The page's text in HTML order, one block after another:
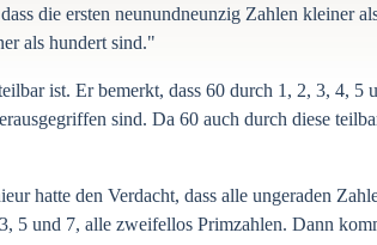
die ersten neunundneunzig Zahlen kleiner
als hundert sind."
ist. Er bemerkt, dass 60 durch 1, 2, 3, 4, 5
sind. Da 60 auch durch diese
hatte den Verdacht, dass alle ungeraden
5 und 7, alle zweifellos Primzahlen. Dann